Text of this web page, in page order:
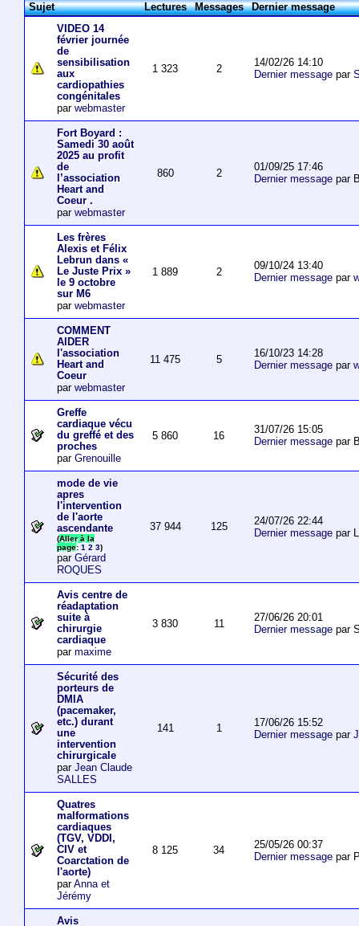
Sujet
Lectures Messages Dernier message
VIDEO 14
février journée
de
sensibilisation
aux
cardiopathies
congénitales
par webmaster
1 323 2
14/02/26 14:10
Dernier messagepar
Fort Boyard :
Samedi 30 août
2025 au profit
de
l’association
Heart and
Coeur .
par webmaster
860 2
01/09/25 17:46
Dernier messagepar
Les frères
Alexis et Félix
Lebrun dans «
Le Juste Prix »
le 9 octobre
sur M6
par webmaster
1 889 2
09/10/24 13:40
Dernier messagepar
COMMENT
AIDER
l'association
Heart and
Coeur
par webmaster
11 475 5
16/10/23 14:28
Dernier messagepar
Greffe
cardiaque vécu
du greffé et des
proches
par Grenouille
5 860 16
31/07/26 15:05
Dernier messagepar
mode de vie
apres
l'intervention
de l'aorte
ascendante
(Aller à la
page: 1 2 3)
par Gérard
ROQUES
37 944 125
24/07/26 22:44
Dernier messagepar
Avis centre de
réadaptation
suite à
chirurgie
cardiaque
par maxime
3 830 11
27/06/26 20:01
Dernier messagepar
Sécurité des
porteurs de
DMIA
(pacemaker,
etc.) durant
une
intervention
chirurgicale
par Jean Claude
SALLES
141 1
17/06/26 15:52
Dernier messagepar
Quatres
malformations
cardiaques
(TGV, VDDI,
CIV et
Coarctation de
l'aorte)
parAnna et
Jérémy
8 125 34
25/05/26 00:37
Dernier messagepar
Avis